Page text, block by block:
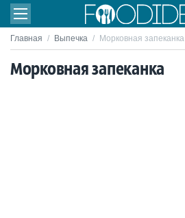
Главная / Выпечка / Морковная запеканка
Морковная запеканка